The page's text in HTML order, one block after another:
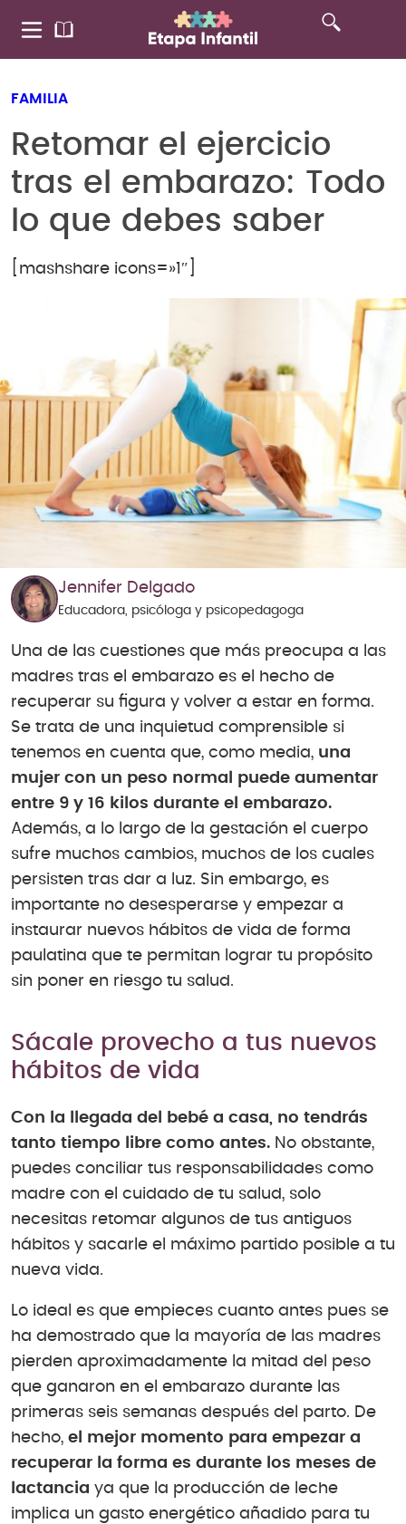
FAMILIA
Retomar el ejercicio
tras el embarazo: Todo
lo que debes saber
[mashshare icons=»1″]
Jennifer Delgado
Educadora, psicóloga y psicopedagoga
Una de las cuestiones que más preocupa a las
madres tras el embarazo es el hecho de
recuperar su figura y volver a estar en forma.
Se trata de una inquietud comprensible si
tenemos en cuenta que, como media, una
mujer con un peso normal puede aumentar
entre 9 y 16 kilos durante el embarazo.
Además, a lo largo de la gestación el cuerpo
sufre muchos cambios, muchos de los cuales
persisten tras dar a luz. Sin embargo, es
importante no desesperarse y empezar a
instaurar nuevos hábitos de vida de forma
paulatina que te permitan lograr tu propósito
sin poner en riesgo tu salud.
Sácale provecho a tus nuevos
hábitos de vida
Con la llegada del bebé a casa, no tendrás
tanto tiempo libre como antes. No obstante,
puedes conciliar tus responsabilidades como
madre con el cuidado de tu salud, solo
necesitas retomar algunos de tus antiguos
hábitos y sacarle el máximo partido posible a tu
nueva vida.
Lo ideal es que empieces cuanto antes pues se
ha demostrado que la mayoría de las madres
pierden aproximadamente la mitad del peso
que ganaron en el embarazo durante las
primeras seis semanas después del parto. De
hecho, el mejor momento para empezar a
recuperar la forma es durante los meses de
lactancia ya que la producción de leche
implica un gasto energético añadido para tu